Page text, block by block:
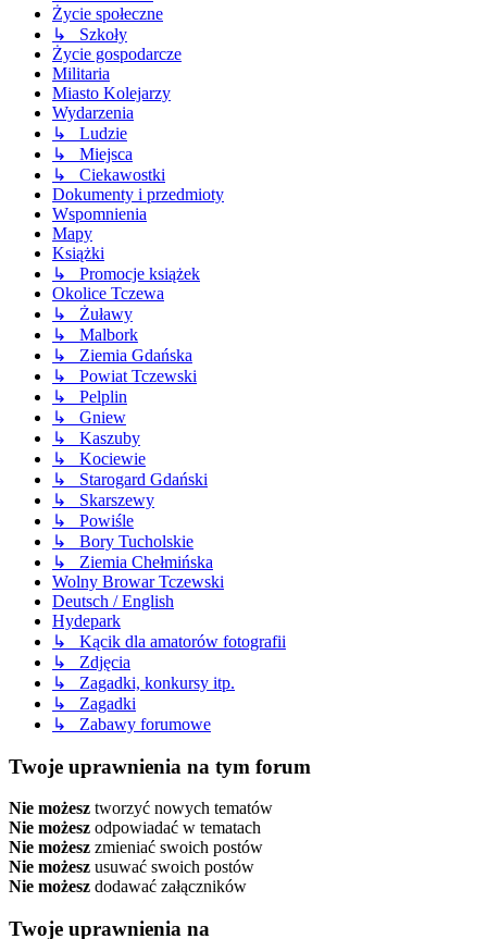
Życie społeczne
↳ Szkoły
Życie gospodarcze
Militaria
Miasto Kolejarzy
Wydarzenia
↳ Ludzie
↳ Miejsca
↳ Ciekawostki
Dokumenty i przedmioty
Wspomnienia
Mapy
Książki
↳ Promocje książek
Okolice Tczewa
↳ Żuławy
↳ Malbork
↳ Ziemia Gdańska
↳ Powiat Tczewski
↳ Pelplin
↳ Gniew
↳ Kaszuby
↳ Kociewie
↳ Starogard Gdański
↳ Skarszewy
↳ Powiśle
↳ Bory Tucholskie
↳ Ziemia Chełmińska
Wolny Browar Tczewski
Deutsch / English
Hydepark
↳ Kącik dla amatorów fotografii
↳ Zdjęcia
↳ Zagadki, konkursy itp.
↳ Zagadki
↳ Zabawy forumowe
Twoje uprawnienia na tym forum
Nie możesz tworzyć nowych tematów
Nie możesz odpowiadać w tematach
Nie możesz zmieniać swoich postów
Nie możesz usuwać swoich postów
Nie możesz dodawać załączników
Twoje uprawnienia na